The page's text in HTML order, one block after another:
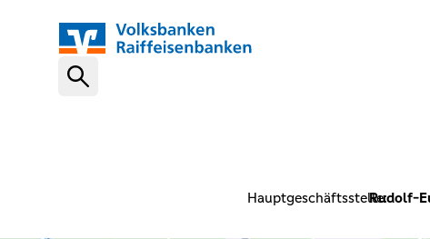
Hauptgeschäftsstelle:Rudolf-